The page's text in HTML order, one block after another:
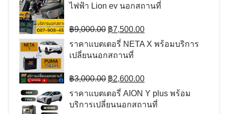
ไฟฟ้า Lion ev นอกสถานที่
฿9,000.00 Original
price
was:
฿9,000.00.
฿7,500.00Current
price
is:
ราคาแบตเตอรี่ NETA X พร้อมบริการ
เปลี่ยนนอกสถานที่
฿3,000.00 Original
price
was:
฿3,000.00.
฿2,600.00Current
price
is:
฿2,600.00.
ราคาแบตเตอรี่ AION Y plus พร้อม
บริการเปลี่ยนนอกสถานที่